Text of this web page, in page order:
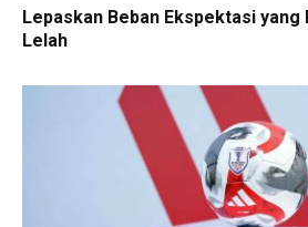
Lepaskan Beban Ekspektasi yang
Lelah